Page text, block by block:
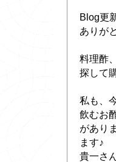
Blog更
ありが
料理酢
探して
私も、
飲むお
があり
ます♪
貴一さ